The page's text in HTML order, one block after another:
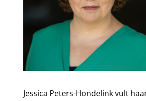
Jessica Peters-Hondelink vult